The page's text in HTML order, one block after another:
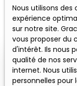
Nous utilisons
expérience
sur notre site.
vous proposer du
d'intérêt. Ils nous
qualité de nos
internet. Nous
personnelles pour